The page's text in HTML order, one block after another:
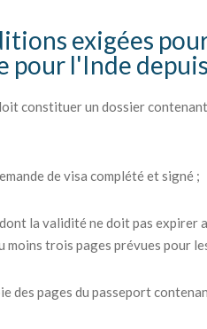
exigées
pour l'Inde
constituer un dossier
de visa complété et signé ;
la validité ne doit pas expirer
moins trois pages prévues pour
des pages du passeport